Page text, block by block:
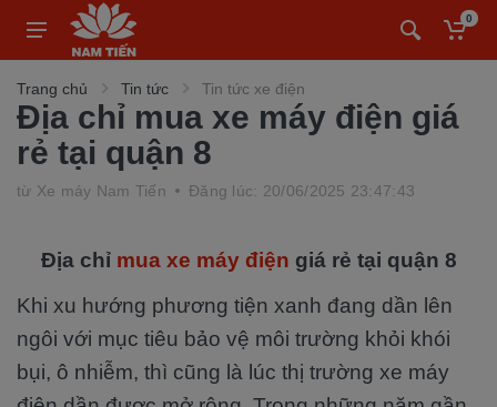
0
Trang chủ Tin tức Tin tức xe điện
Địa chỉ mua xe máy điện giá
rẻ tại quận 8
từ Xe máy Nam Tiến Đăng lúc: 20/06/2025 23:47:43
Địa chỉ mua xe máy điện giá rẻ tại quận 8
Khi xu hướng phương tiện xanh đang dần lên
ngôi với mục tiêu bảo vệ môi trường khỏi khói
bụi, ô nhiễm, thì cũng là lúc thị trường xe máy